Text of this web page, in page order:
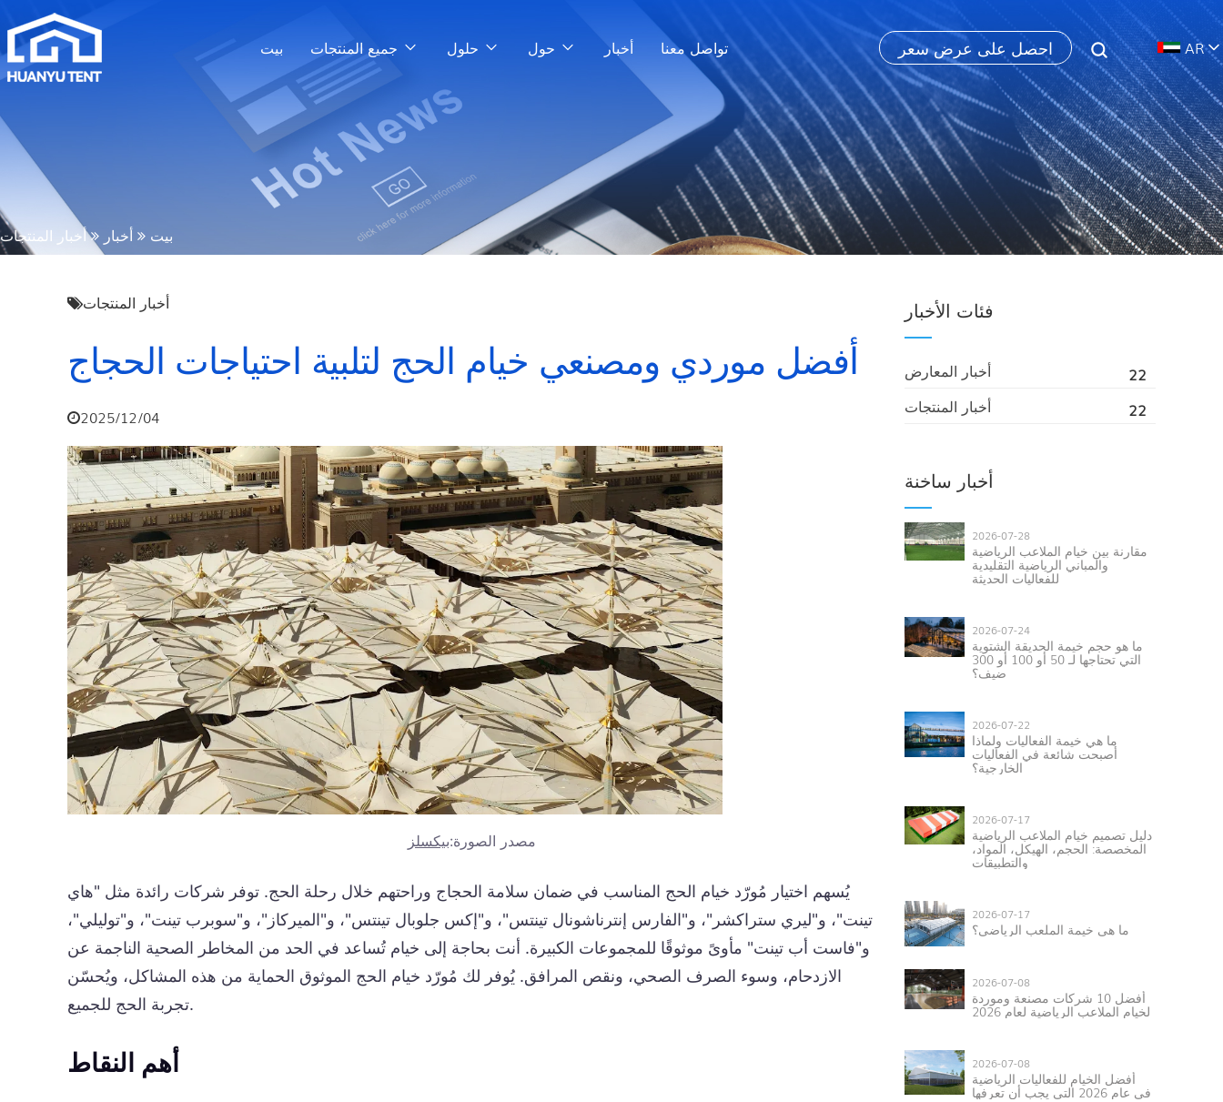
بيت جميع المنتجات حلول حول أخبار تواصل معنا احصل على عرض سعر AR
بيت أخبار أخبار المنتجات
فئات الأخبار
22
أخبار المعارض
22
أخبار المنتجات
أخبار ساخنة
2026-07-28
مقارنة بين خيام الملاعب الرياضية
والمباني الرياضية التقليدية
للفعاليات الحديثة
2026-07-24
ما هو حجم خيمة الحديقة الشتوية
التي تحتاجها لـ 50 أو 100 أو 300
ضيف؟
2026-07-22
ما هي خيمة الفعاليات ولماذا
أصبحت شائعة في الفعاليات
الخارجية؟
2026-07-17
دليل تصميم خيام الملاعب الرياضية
المخصصة: الحجم، الهيكل، المواد،
والتطبيقات
2026-07-17
ما هي خيمة الملعب الرياضي؟
2026-07-08
أفضل 10 شركات مصنعة وموردة
لخيام الملاعب الرياضية لعام 2026
2026-07-08
أفضل الخيام للفعاليات الرياضية
في عام 2026 التي يجب أن تعرفها
أخبار المنتجات
أفضل موردي ومصنعي خيام الحج لتلبية احتياجات الحجاج
2025/12/04
مصدر الصورة:بيكسلز
يُسهم اختيار مُورّد خيام الحج المناسب في ضمان سلامة الحجاج وراحتهم خلال رحلة الحج. توفر شركات رائدة مثل "هاي
تينت"، و"ليري ستراكشر"، و"الفارس إنترناشونال تينتس"، و"إكس جلوبال تينتس"، و"الميركاز"، و"سوبرب تينت"، و"توليلي"،
و"فاست أب تينت" مأوىً موثوقًا للمجموعات الكبيرة. أنت بحاجة إلى خيام تُساعد في الحد من المخاطر الصحية الناجمة عن
الازدحام، وسوء الصرف الصحي، ونقص المرافق. يُوفر لك مُورّد خيام الحج الموثوق الحماية من هذه المشاكل، ويُحسّن
تجربة الحج للجميع.
أهم النقاط